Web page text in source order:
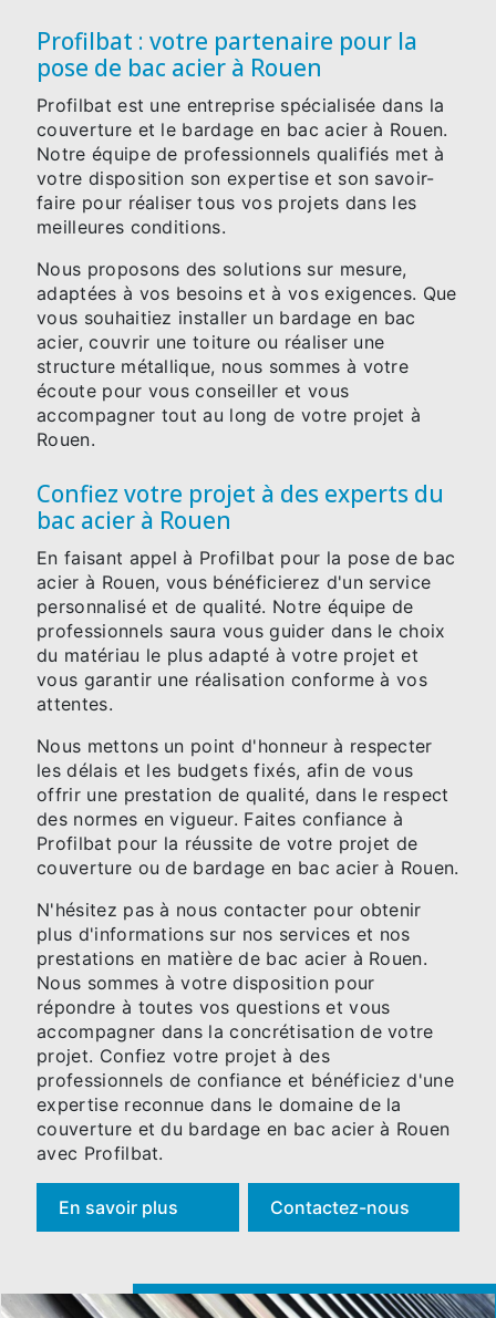
Profilbat : votre partenaire pour la
pose de bac acier à Rouen
Profilbat est une entreprise spécialisée dans la
couverture et le bardage en bac acier à Rouen.
Notre équipe de professionnels qualifiés met à
votre disposition son expertise et son savoir-
faire pour réaliser tous vos projets dans les
meilleures conditions.
Nous proposons des solutions sur mesure,
adaptées à vos besoins et à vos exigences. Que
vous souhaitiez installer un bardage en bac
acier, couvrir une toiture ou réaliser une
structure métallique, nous sommes à votre
écoute pour vous conseiller et vous
accompagner tout au long de votre projet à
Rouen.
Confiez votre projet à des experts du
bac acier à Rouen
En faisant appel à Profilbat pour la pose de bac
acier à Rouen, vous bénéficierez d'un service
personnalisé et de qualité. Notre équipe de
professionnels saura vous guider dans le choix
du matériau le plus adapté à votre projet et
vous garantir une réalisation conforme à vos
attentes.
Nous mettons un point d'honneur à respecter
les délais et les budgets fixés, afin de vous
offrir une prestation de qualité, dans le respect
des normes en vigueur. Faites confiance à
Profilbat pour la réussite de votre projet de
couverture ou de bardage en bac acier à Rouen.
N'hésitez pas à nous contacter pour obtenir
plus d'informations sur nos services et nos
prestations en matière de bac acier à Rouen.
Nous sommes à votre disposition pour
répondre à toutes vos questions et vous
accompagner dans la concrétisation de votre
projet. Confiez votre projet à des
professionnels de confiance et bénéficiez d'une
expertise reconnue dans le domaine de la
couverture et du bardage en bac acier à Rouen
avec Profilbat.
En savoir plus Contactez-nous